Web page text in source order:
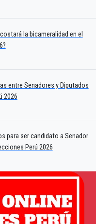
la bicameralidad en el
entre Senadores y Diputados
2026
para ser candidato a Senador
Perú 2026